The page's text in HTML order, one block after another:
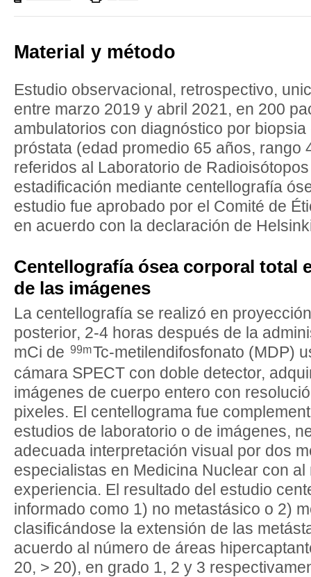
Material y método
Estudio observacional, retrospectivo,
entre marzo 2019 y abril 2021, en 200
ambulatorios con diagnóstico por
próstata (edad promedio 65 años, rango
referidos al Laboratorio de
estadificación mediante centellografía
estudio fue aprobado por el Comité de
en acuerdo con la declaración de
Centellografía ósea corporal total
de las imágenes
La centellografía se realizó en
posterior, 2-4 horas después de la
mCi de 99mTc-metilendifosfonato (MDP)
cámara SPECT con doble detector,
imágenes de cuerpo entero con
pixeles. El centellograma fue
estudios de laboratorio o de imágenes,
adecuada interpretación visual por dos
especialistas en Medicina Nuclear con
experiencia. El resultado del estudio
informado como 1) no metastásico o 2)
clasificándose la extensión de las
acuerdo al número de áreas
20, > 20), en grado 1, 2 y 3